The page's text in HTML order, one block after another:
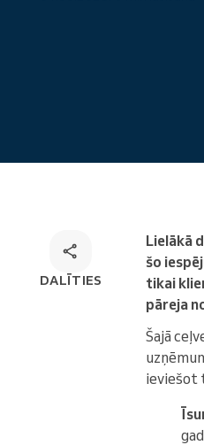
DALĪTIES
Lielākā
šo
tikai
pāreja
Šajā
ieviešot